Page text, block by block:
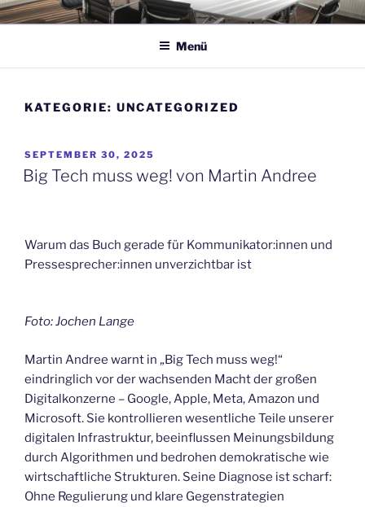
Zum
InhaltJOCHEN LANGE
KOMMUNIKATION
Menü
KATEGORIE: UNCATEGORIZED
VERÖFFENTLICHT
AM
SEPTEMBER 30, 2025
Big Tech muss weg! von Martin Andree
Warum das Buch gerade für Kommunikator:innen und
Pressesprecher:innen unverzichtbar ist
Foto: Jochen Lange
Martin Andree warnt in „Big Tech muss weg!“
eindringlich vor der wachsenden Macht der großen
Digitalkonzerne – Google, Apple, Meta, Amazon und
Microsoft. Sie kontrollieren wesentliche Teile unserer
digitalen Infrastruktur, beeinflussen Meinungsbildung
durch Algorithmen und bedrohen demokratische wie
wirtschaftliche Strukturen. Seine Diagnose ist scharf:
Ohne Regulierung und klare Gegenstrategien